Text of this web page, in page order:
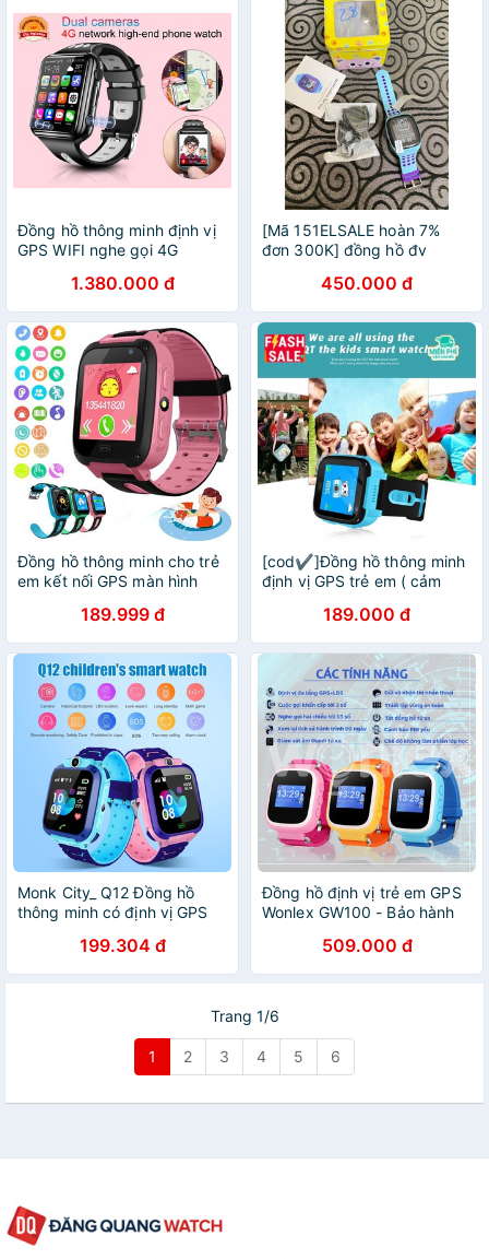
Đồng hồ thông minh định vị
GPS WIFI nghe gọi 4G
1.380.000 đ
[Mã 151ELSALE hoàn 7%
đơn 300K] đồng hồ đv
nhỏ gọn).450.000 đ
Đồng hồ thông minh cho trẻ
em kết nối GPS màn hình
189.999 đ
[cod✔]Đồng hồ thông minh
định vị GPS trẻ em ( cảm
189.000 đ
Monk City_ Q12 Đồng hồ
thông minh có định vị GPS
199.304 đ
Đồng hồ định vị trẻ em GPS
Wonlex GW100 - Bảo hành
509.000 đ
Trang 1/6
1 2 3 4 5 6